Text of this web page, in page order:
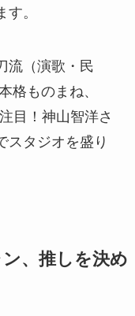
。
流（演歌・民
格ものまね、
目！神山智洋さ
スタジオを盛り
、推しを決め